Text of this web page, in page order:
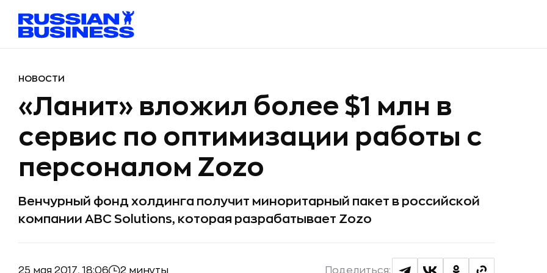
НОВОСТИ
«Ланит» вложил более $1 млн в
сервис по оптимизации работы с
персоналом Zozo
Венчурный фонд холдинга получит миноритарный пакет в российской
компании ABC Solutions, которая разрабатывает Zozo
25 мая 2017, 18:06 2 минуты Поделиться: